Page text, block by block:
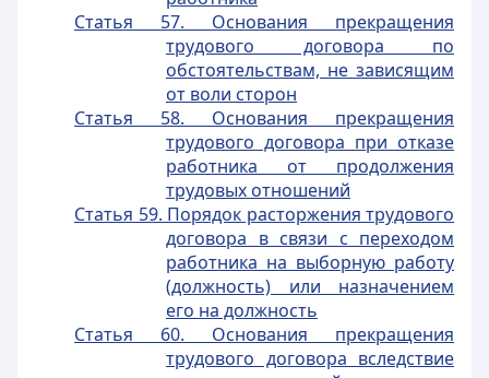
Статья 57. Основания прекращения
трудового договора по
обстоятельствам, не зависящим
от воли сторон
Статья 58. Основания прекращения
трудового договора при отказе
работника от продолжения
трудовых отношений
Статья 59. Порядок расторжения трудового
договора в связи с переходом
работника на выборную работу
(должность) или назначением
его на должность
Статья 60. Основания прекращения
трудового договора вследствие